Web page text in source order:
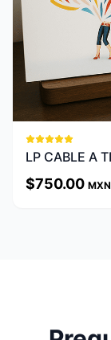
LP CABLE A
$750.00 MXN